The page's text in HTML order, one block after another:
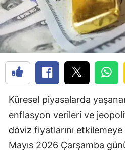
Küresel piyasalarda
enflasyon verileri ve
döviz fiyatlarını
Mayıs 2026 Çarşamba